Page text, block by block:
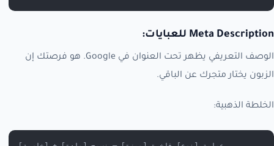
Meta Description للعبايات:
الوصف التعريفي يظهر تحت العنوان في Google. هو فرصتك إن
الزبون يختار متجرك عن الباقي.
الخلطة الذهبية: